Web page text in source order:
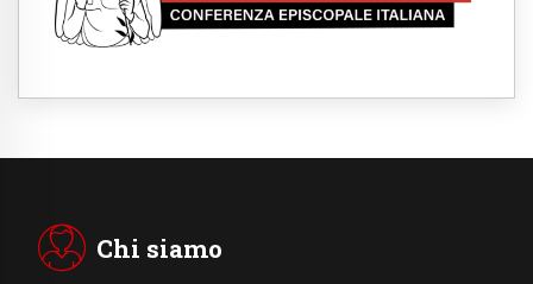
Hebdomada Papae: il Gr in latino dell'8
agosto
palazzi del potere ma si identifica coi
Chi siamo